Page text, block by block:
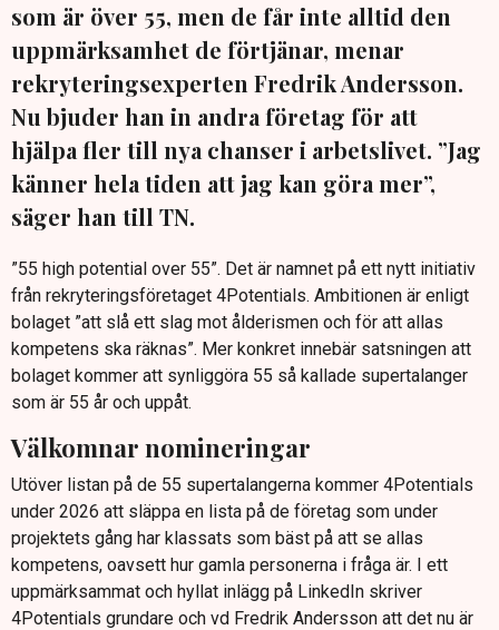
som är över 55, men de får inte alltid den
uppmärksamhet de förtjänar, menar
rekryteringsexperten Fredrik Andersson.
Nu bjuder han in andra företag för att
hjälpa fler till nya chanser i arbetslivet. ”Jag
känner hela tiden att jag kan göra mer”,
säger han till TN.
”55 high potential over 55”. Det är namnet på ett nytt initiativ
från rekryteringsföretaget 4Potentials. Ambitionen är enligt
bolaget ”att slå ett slag mot ålderismen och för att allas
kompetens ska räknas”. Mer konkret innebär satsningen att
bolaget kommer att synliggöra 55 så kallade supertalanger
som är 55 år och uppåt.
Välkomnar nomineringar
Utöver listan på de 55 supertalangerna kommer 4Potentials
under 2026 att släppa en lista på de företag som under
projektets gång har klassats som bäst på att se allas
kompetens, oavsett hur gamla personerna i fråga är. I ett
uppmärksammat och hyllat inlägg på LinkedIn skriver
4Potentials grundare och vd Fredrik Andersson att det nu är